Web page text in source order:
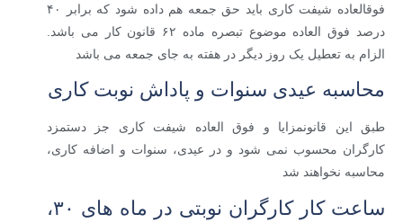
فوقالعاده شیفت کاری باید حق جمعه هم داده شود که برابر ۴۰
درصد فوق العاده موضوع تبصره ماده ۶۲ قانون کار می باشد.
الزام به تعطیل یک روز دیگر در هفته به جای جمعه می باشد
محاسبه عیدی سنوات و پاداش نوبت کاری
طبق این قانونمزایا و فوق العاده شیفت کاری جز دستمزد
کارگران محسوب نمی شود و در عیدی، سنوات و اضافه کاری،
محاسبه نخواهند شد
ساعت کار کارگران نوبتی در ماه های ۳۰،